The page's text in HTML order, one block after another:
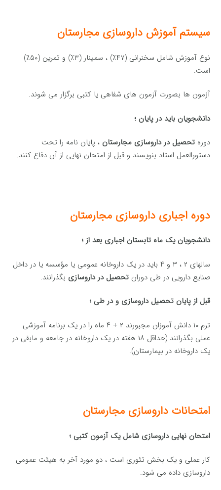
سیستم آموزش داروسازی مجارستان
نوع آموزش شامل سخنرانی (۴۷٪) ، سمینار (۳٪) و تمرین (۵۰٪)
است.
آزمون ها بصورت آزمون های شفاهی یا کتبی برگزار می شوند.
دانشجویان باید در پایان ؛
دورهتحصیل در داروسازی مجارستان، پایان نامه را تحت
دستورالعمل استاد بنویسند و قبل از امتحان نهایی از آن دفاع کنند.
دوره اجباری داروسازی مجارستان
دانشجویان یک ماه تابستان اجباری بعد از ؛
سالهای ۲ ، ۳ و ۴ باید در یک داروخانه عمومی یا مؤسسه یا در داخل
صنایع دارویی در طی دورانتحصیل در داروسازی بگذرانند.
قبل از پایان تحصیل داروسازی و در طی ؛
ترم ۱۰ دانش آموزان مجبورند ۲ + ۴ ماه را در یک برنامه آموزشی
عملی بگذرانند (حداقل ۱۸ هفته در یک داروخانه در جامعه و مابقی در
یک داروخانه در بیمارستان).
امتحانات داروسازی مجارستان
امتحان نهایی داروسازی شامل یک آزمون کتبی ؛
کار عملی و یک بخش تئوری است ، دو مورد آخر به هیئت عمومی
داروسازی داده می شود.